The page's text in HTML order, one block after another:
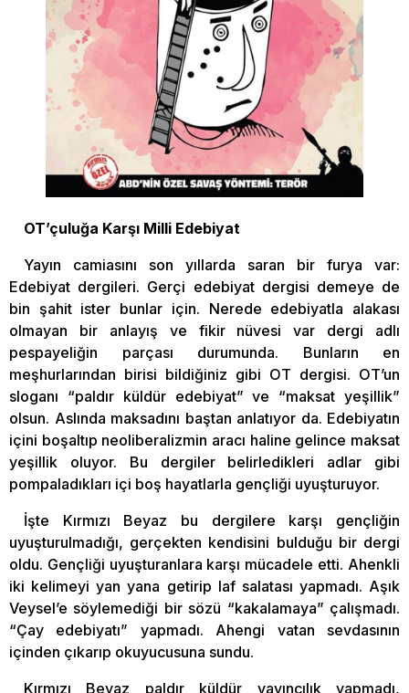
OT’çuluğa Karşı Milli Edebiyat
Yayın camiasını son yıllarda saran bir furya var:
Edebiyat dergileri. Gerçi edebiyat dergisi demeye de
bin şahit ister bunlar için. Nerede edebiyatla alakası
olmayan bir anlayış ve fikir nüvesi var dergi adlı
pespayeliğin parçası durumunda. Bunların en
meşhurlarından birisi bildiğiniz gibi OT dergisi. OT’un
sloganı “paldır küldür edebiyat” ve “maksat yeşillik”
olsun. Aslında maksadını baştan anlatıyor da. Edebiyatın
içini boşaltıp neoliberalizmin aracı haline gelince maksat
yeşillik oluyor. Bu dergiler belirledikleri adlar gibi
pompaladıkları içi boş hayatlarla gençliği uyuşturuyor.
İşte Kırmızı Beyaz bu dergilere karşı gençliğin
uyuşturulmadığı, gerçekten kendisini bulduğu bir dergi
oldu. Gençliği uyuşturanlara karşı mücadele etti. Ahenkli
iki kelimeyi yan yana getirip laf salatası yapmadı. Aşık
Veysel’e söylemediği bir sözü “kakalamaya” çalışmadı.
“Çay edebiyatı” yapmadı. Ahengi vatan sevdasının
içinden çıkarıp okuyucusuna sundu.
Kırmızı Beyaz paldır küldür yayıncılık yapmadı,